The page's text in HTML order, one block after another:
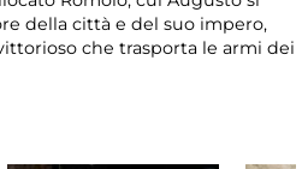
della città e del suo impero,
che trasporta le armi dei